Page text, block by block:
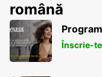
română
Înscrie-